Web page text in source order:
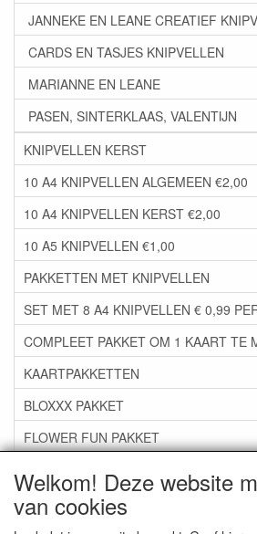
Welkom! Deze website
van cookies
JANNEKE EN LEANE CREATIEF
CARDS EN TASJES KNIPVELLEN
MARIANNE EN LEANE
PASEN, SINTERKLAAS, VALENTIJN
KNIPVELLEN KERST
10 A4 KNIPVELLEN ALGEMEEN €2,00
10 A4 KNIPVELLEN KERST €2,00
10 A5 KNIPVELLEN €1,00
PAKKETTEN MET KNIPVELLEN
SET MET 8 A4 KNIPVELLEN € 0,99
COMPLEET PAKKET OM 1 KAART TE
KAARTPAKKETTEN
BLOXXX PAKKET
FLOWER FUN PAKKET
***GROEP 06*** TAPE/LIJM SNIJMALLEN
***GROEP 07*** KAARTEN +SCRAP